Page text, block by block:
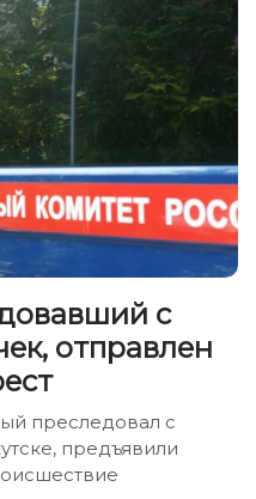
с
отправлен
преследовал с
предъявили